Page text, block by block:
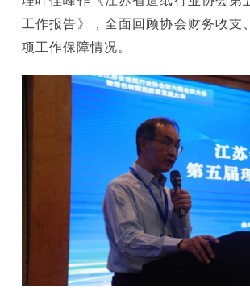
工作报告》，全面回顾协会财务收支
项工作保障情况。